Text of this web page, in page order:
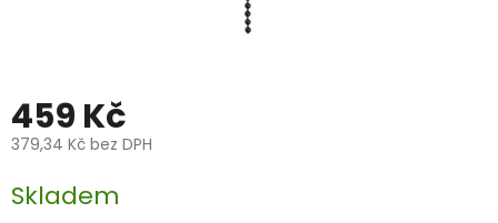
459 Kč
379,34 Kč bez DPH
cena:
Skladem